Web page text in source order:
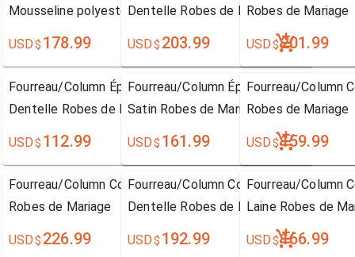
Mousseline polyester Robes de Mariage
USD$ 178.99
Dentelle Robes de Mariage
USD$ 203.99
Robes de Mariage
USD$201.99
Fourreau/Column Épaule dégagée Longueur mollet
Dentelle Robes de Mariage
USD$ 112.99
Fourreau/Column Épaule dégagée
Satin Robes de Mariage
USD$ 161.99
Fourreau/Column
Robes de Mariage
USD$159.99
Fourreau/Column Col en V Traîne moyenne Dentelle
Robes de Mariage
USD$ 226.99
Fourreau/Column Col en V Balayage /
Dentelle Robes de Mariage
USD$ 192.99
Fourreau/Column
Laine Robes de
USD$166.99